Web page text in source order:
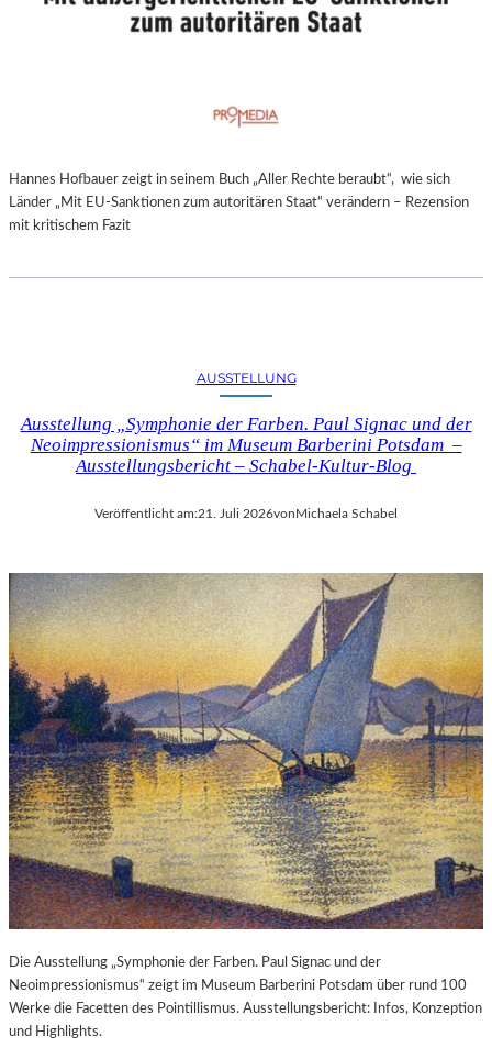
Hannes Hofbauer zeigt in seinem Buch „Aller Rechte beraubt“, wie sich
Länder „Mit EU-Sanktionen zum autoritären Staat“ verändern – Rezension
mit kritischem Fazit
AUSSTELLUNG
Ausstellung „Symphonie der Farben. Paul Signac und der
Neoimpressionismus“ im Museum Barberini Potsdam –
Ausstellungsbericht – Schabel-Kultur-Blog
Veröffentlicht am:21. Juli 2026vonMichaela Schabel
Die Ausstellung „Symphonie der Farben. Paul Signac und der
Neoimpressionismus“ zeigt im Museum Barberini Potsdam über rund 100
Werke die Facetten des Pointillismus. Ausstellungsbericht: Infos, Konzeption
und Highlights.